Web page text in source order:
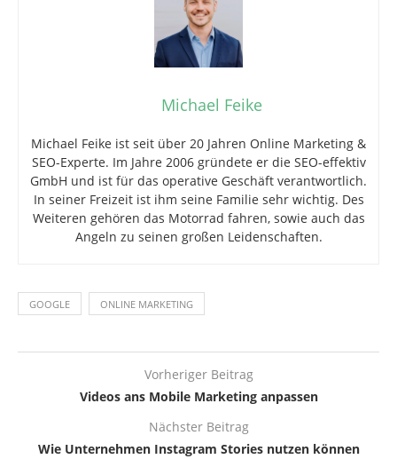
Michael Feike
Michael Feike ist seit über 20 Jahren Online Marketing &
SEO-Experte. Im Jahre 2006 gründete er die SEO-effektiv
GmbH und ist für das operative Geschäft verantwortlich.
In seiner Freizeit ist ihm seine Familie sehr wichtig. Des
Weiteren gehören das Motorrad fahren, sowie auch das
Angeln zu seinen großen Leidenschaften.
GOOGLE ONLINE MARKETING
Vorheriger Beitrag
Videos ans Mobile Marketing anpassen
Nächster Beitrag
Wie Unternehmen Instagram Stories nutzen können